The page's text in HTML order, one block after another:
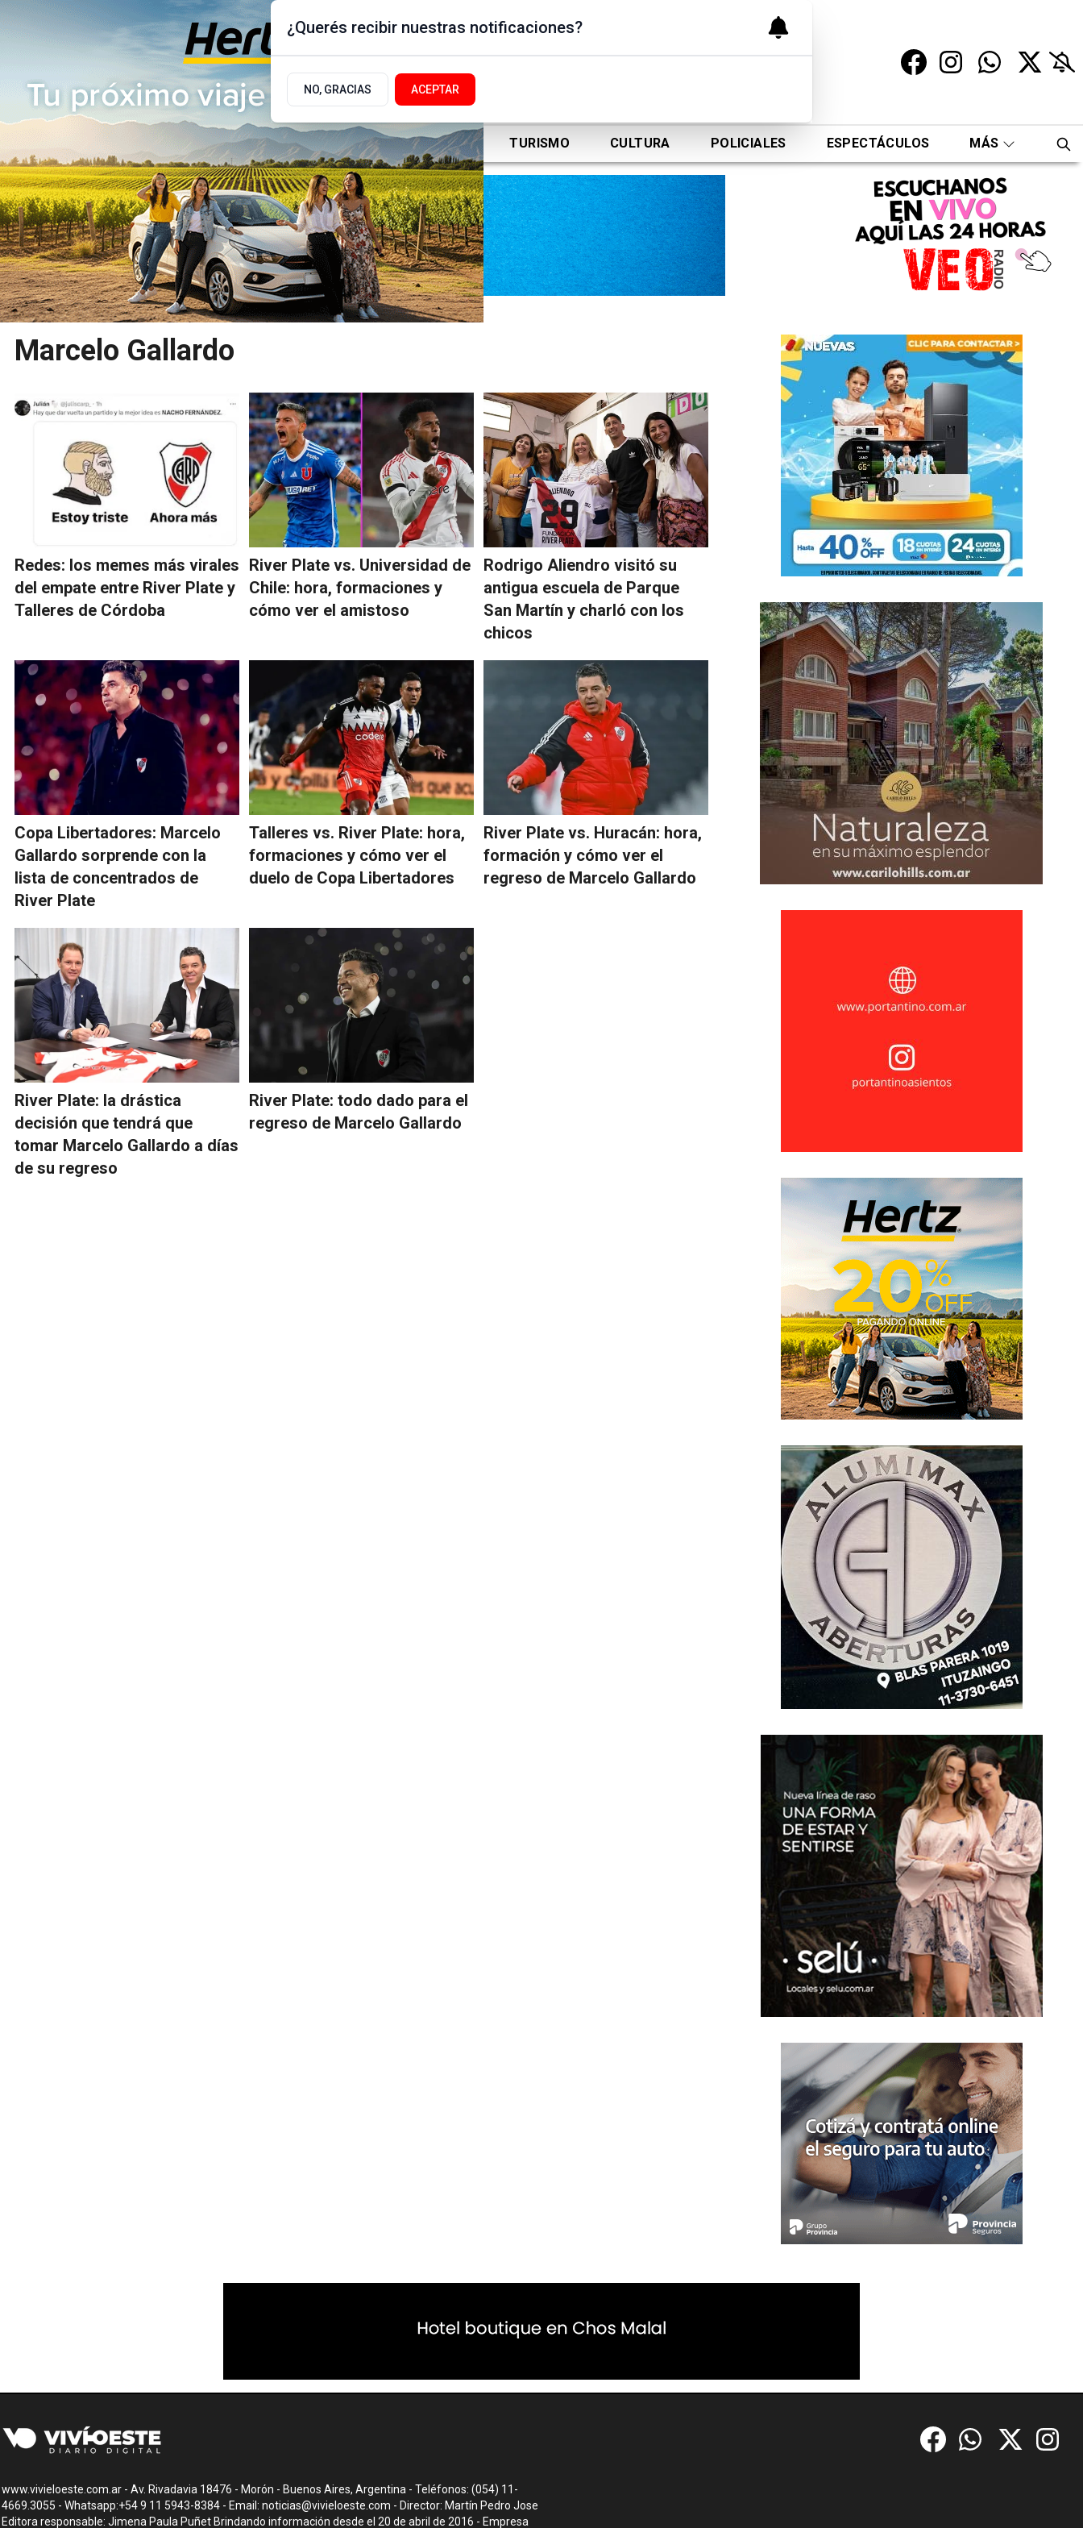
Jueves 6 de Agosto
de 2026
17.9ºc | Buenos Aires, AR
ACTUALIDAD POLÍTICA DEPORTES TURISMO CULTURA POLICIALES ESPECTÁCULOS MÁS
Marcelo Gallardo
Redes: los memes más virales
del empate entre River Plate y
Talleres de Córdoba
River Plate vs. Universidad de
Chile: hora, formaciones y
cómo ver el amistoso
Rodrigo Aliendro visitó su
antigua escuela de Parque
San Martín y charló con los
chicos
Copa Libertadores: Marcelo
Gallardo sorprende con la
lista de concentrados de
River Plate
Talleres vs. River Plate: hora,
formaciones y cómo ver el
duelo de Copa Libertadores
River Plate vs. Huracán: hora,
formación y cómo ver el
regreso de Marcelo Gallardo
River Plate: la drástica
decisión que tendrá que
tomar Marcelo Gallardo a días
de su regreso
River Plate: todo dado para el
regreso de Marcelo Gallardo
www.vivieloeste.com.ar - Av. Rivadavia 18476 - Morón - Buenos Aires, Argentina - Teléfonos: (054) 11-
4669.3055 - Whatsapp:+54 9 11 5943-8384 - Email: noticias@vivieloeste.com - Director: Martín Pedro Jose
Editora responsable: Jimena Paula Puñet Brindando información desde el 20 de abril de 2016 - Empresa
¿Querés recibir nuestras notificaciones?
NO, GRACIAS ACEPTAR